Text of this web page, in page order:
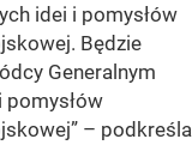
idei i pomysłów
Będzie
Generalnym
pomysłów
– podkreśla